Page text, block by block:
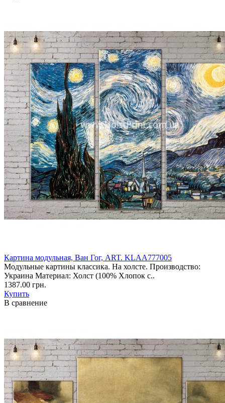
Картина модульная, Ван Гог, ART. KLAA777005
Модульные картины классика. На холсте. Производство:
Украина Материал: Холст (100% Хлопок с..
1387.00 грн.
Купить
В сравнение